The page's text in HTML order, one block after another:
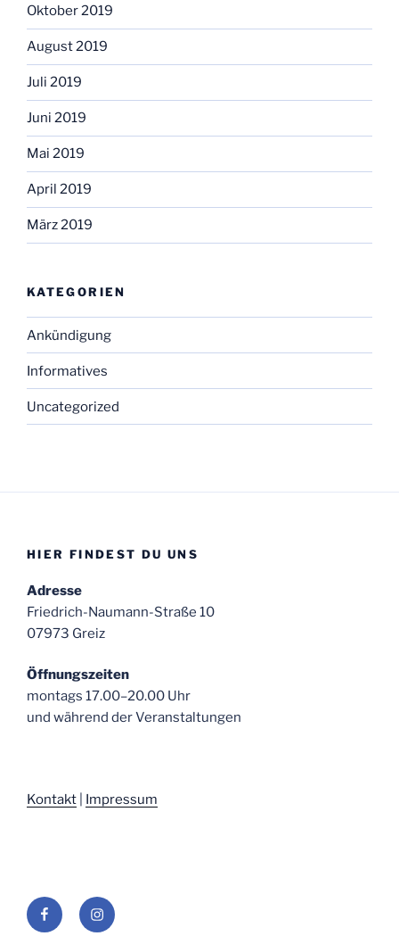
Oktober 2019
August 2019
Juli 2019
Juni 2019
Mai 2019
April 2019
März 2019
KATEGORIEN
Ankündigung
Informatives
Uncategorized
HIER FINDEST DU UNS
Adresse
Friedrich-Naumann-Straße 10
07973 Greiz
Öffnungszeiten
montags 17.00–20.00 Uhr
und während der Veranstaltungen
Kontakt Impressum
FacebookInstagram